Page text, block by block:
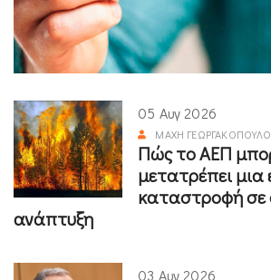
05 Αυγ 2026
ΜΆΧΗ
Πώς το ΑΕΠ
μετατρέπει μια
καταστροφή σε
ανάπτυξη
03 Αυγ 2026